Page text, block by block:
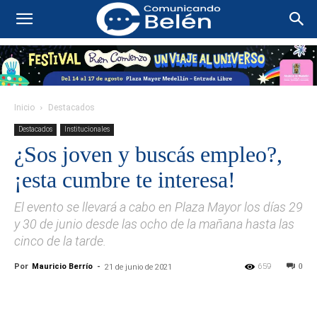
Inicio Destacados
Destacados Institucionales
¿Sos joven y buscás empleo?,
¡esta cumbre te interesa!
El evento se llevará a cabo en Plaza Mayor los días 29
y 30 de junio desde las ocho de la mañana hasta las
cinco de la tarde.
Por Mauricio Berrío - 21 de junio de 2021 0
659